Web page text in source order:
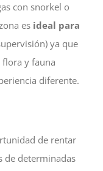
con snorkel o
es ideal para
ya que
y fauna
diferente.
de rentar
de determinadas